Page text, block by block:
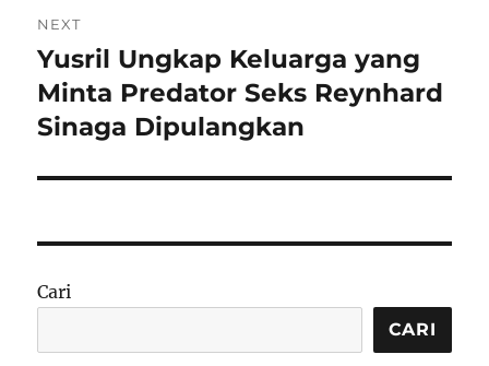
NEXT
Next
post:
Yusril Ungkap Keluarga yang
Minta Predator Seks Reynhard
Sinaga Dipulangkan
Cari
CARI